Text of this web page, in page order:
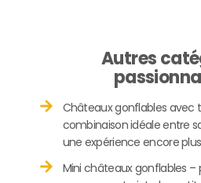
Autres
Châteaux gonflables avec
combinaison idéale entre
une expérience encore
Mini châteaux gonflables –